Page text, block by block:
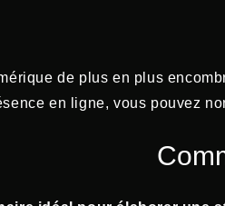
de plus en plus
en ligne, vous pouvez